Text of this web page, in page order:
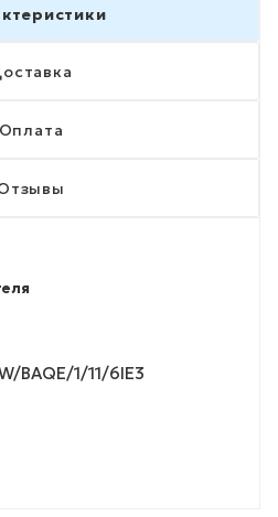
Оплата
BAQE/1/11/6IE3